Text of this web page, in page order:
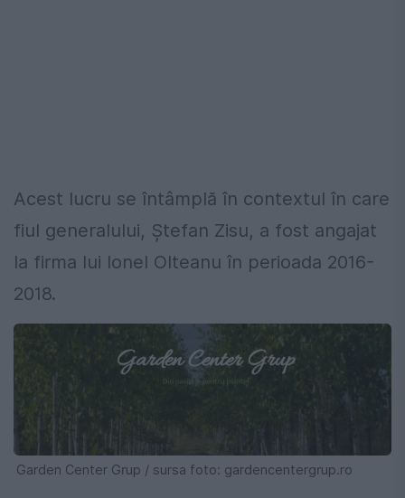
Acest lucru se întâmplă în contextul în care
fiul generalului, Ștefan Zisu, a fost angajat
la firma lui Ionel Olteanu în perioada 2016-
2018.
Garden Center Grup / sursa foto: gardencentergrup.ro